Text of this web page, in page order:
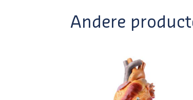
Andere